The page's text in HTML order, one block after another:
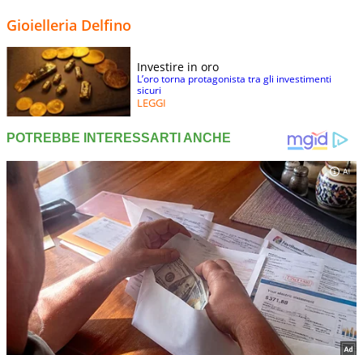
Gioielleria Delfino
Investire in oro
L’oro torna protagonista tra gli investimenti
sicuri
LEGGI